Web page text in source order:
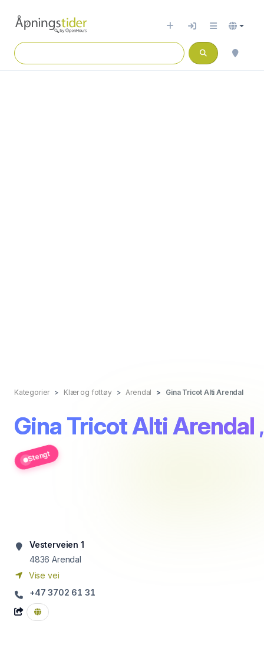
Kategorier Klær og fottøy Arendal Gina Tricot Alti Arendal
Gina Tricot Alti Arendal
Stengt
Vesterveien 1
4836 Arendal
Vise vei
+47 3702 61 31